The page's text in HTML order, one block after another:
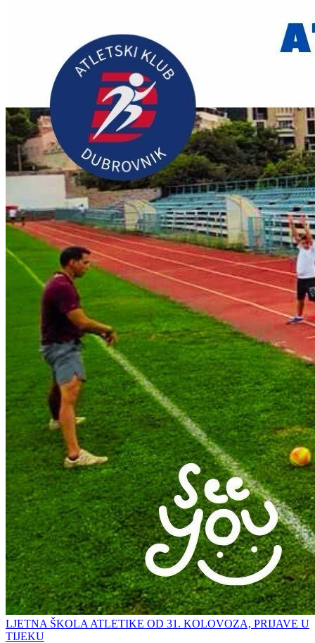
LJETNA ŠKOLA ATLETIKE OD 31. KOLOVOZA, PRIJAVE U
TIJEKU